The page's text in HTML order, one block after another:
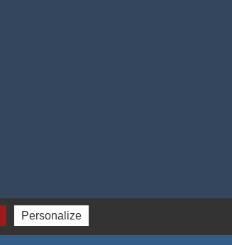
Personalize